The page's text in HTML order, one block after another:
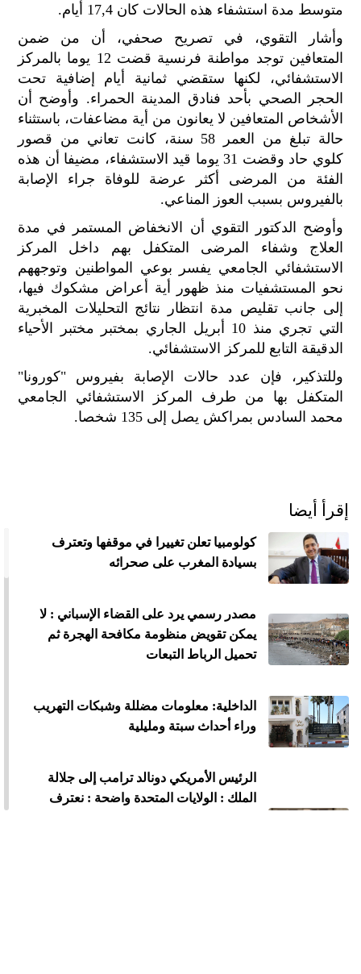
متوسط مدة استشفاء هذه الحالات كان 17,4 أيام.
وأشار التقوي، في تصريح صحفي، أن من ضمن
المتعافين توجد مواطنة فرنسية قضت 12 يوما بالمركز
الاستشفائي، لكنها ستقضي ثمانية أيام إضافية تحت
الحجر الصحي بأحد فنادق المدينة الحمراء. وأوضح أن
الأشخاص المتعافين لا يعانون من أية مضاعفات، باستثناء
حالة تبلغ من العمر 58 سنة، كانت تعاني من قصور
كلوي حاد وقضت 31 يوما قيد الاستشفاء، مضيفا أن هذه
الفئة من المرضى أكثر عرضة للوفاة جراء الإصابة
بالفيروس بسبب العوز المناعي.
وأوضح الدكتور التقوي أن الانخفاض المستمر في مدة
العلاج وشفاء المرضى المتكفل بهم داخل المركز
الاستشفائي الجامعي يفسر بوعي المواطنين وتوجههم
نحو المستشفيات منذ ظهور أية أعراض مشكوك فيها،
إلى جانب تقليص مدة انتظار نتائج التحليلات المخبرية
التي تجري منذ 10 أبريل الجاري بمختبر مختبر الأحياء
الدقيقة التابع للمركز الاستشفائي.
وللتذكير، فإن عدد حالات الإصابة بفيروس "كورونا"
المتكفل بها من طرف المركز الاستشفائي الجامعي
محمد السادس بمراكش يصل إلى 135 شخصا.
إقرأ أيضا
كولومبيا تعلن تغييرا في موقفها وتعترف
بسيادة المغرب على صحرائه
مصدر رسمي يرد على القضاء الإسباني : لا
يمكن تقويض منظومة مكافحة الهجرة ثم
تحميل الرباط التبعات
الداخلية: معلومات مضللة وشبكات التهريب
وراء أحداث سبتة ومليلية
الرئيس الأمريكي دونالد ترامب إلى جلالة
الملك : الولايات المتحدة واضحة : نعترف